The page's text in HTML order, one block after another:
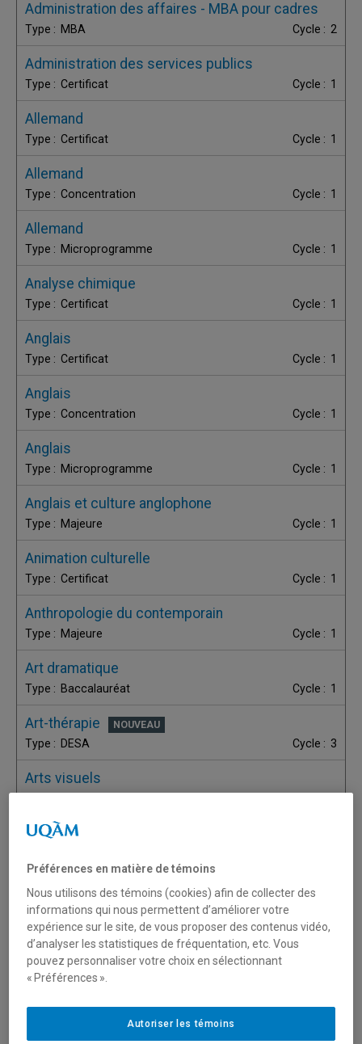
Administration des affaires - MBA pour cadres
MBA 2
Administration des services publics
Certificat 1
Allemand
Certificat 1
Allemand
Concentration 1
Allemand
Microprogramme 1
Analyse chimique
Certificat 1
Anglais
Certificat 1
Anglais
Concentration 1
Anglais
Microprogramme 1
Anglais et culture anglophone
Majeure 1
Animation culturelle
Certificat 1
Anthropologie du contemporain
Majeure 1
Art dramatique
Baccalauréat 1
Art-thérapie
DESA 3
Arts visuels
Arts visuels et médiatiques
Arts visuels et médiatiques
Maîtrise
Bio-informatique
DESS
Baccalauréat
Préférences en matière de témoins
Nous utilisons des témoins (cookies) afin de collecter des
informations qui nous permettent d’améliorer votre
expérience sur le site, de vous proposer des contenus vidéo,
d’analyser les statistiques de fréquentation, etc. Vous
pouvez personnaliser votre choix en sélectionnant
« Préférences ».
Autoriser les témoins